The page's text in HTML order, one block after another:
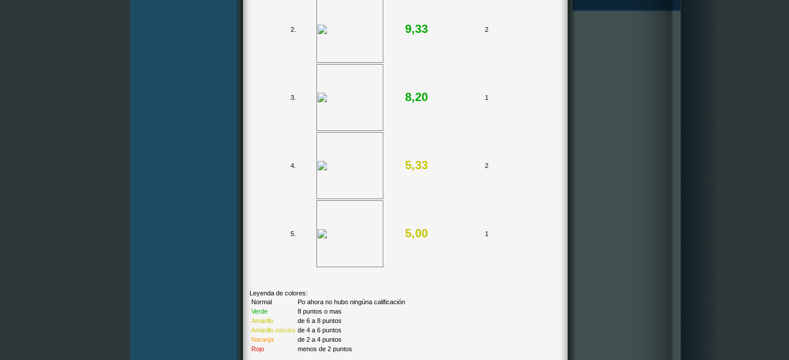
2. 9,33 2
3. 8,20 1
4. 5,33 2
5. 5,00 1
Leyenda de colores:
Normal
Po ahora no hubo ningúna calificación
Verde
8 puntos o mas
Amarillo
de 6 a 8 puntos
Amarillo oscuro de 4 a 6 puntos
Naranja
de 2 a 4 puntos
Rojo
menos de 2 puntos